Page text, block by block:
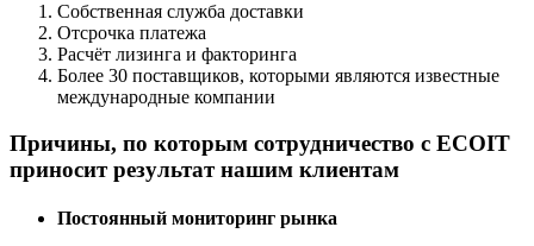
Собственная служба доставки
Отсрочка платежа
Расчёт лизинга и факторинга
Более 30 поставщиков, которыми являются известные
международные компании
Причины, по которым сотрудничество с ECOIT
приносит результатнашим клиентам
Постоянный мониторинг рынка